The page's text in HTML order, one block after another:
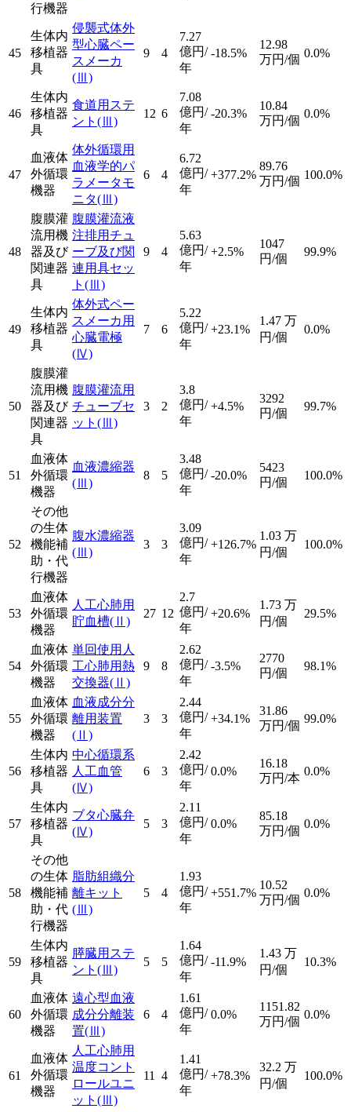
行機器
45
生体内
移植器
具
侵襲式体外
型心臓ペー
スメーカ
(Ⅲ)
9 4
7.27
億円/
年
-18.5%
12.98
万円/個 0.0%
46
生体内
移植器
具
食道用ステ
ント (Ⅲ)
12 6
7.08
億円/
年
-20.3%
10.84
万円/個
0.0%
47
血液体
外循環
機器
体外循環用
血液学的パ
ラメータモ
ニタ(Ⅲ)
6 4
6.72
億円/
年
+377.2%
89.76
万円/個 100.0%
48
腹膜灌
流用機
器及び
関連器
具
腹膜灌流液
注排用チュ
ーブ及び関
連用具セッ
ト (Ⅲ)
9 4
5.63
億円/
年
+2.5%
1047
円/個
99.9%
49
生体内
移植器
具
体外式ペー
スメーカ用
心臓電極
(Ⅳ)
7 6
5.22
億円/
年
+23.1%
1.47 万
円/個
0.0%
50
腹膜灌
流用機
器及び
関連器
具
腹膜灌流用
チューブセ
ット (Ⅲ)
3 2
3.8
億円/
年
+4.5%
3292
円/個
99.7%
51
血液体
外循環
機器
血液濃縮器
(Ⅲ)
8 5
3.48
億円/
年
-20.0%
5423
円/個
100.0%
52
その他
の生体
機能補
助・代
行機器
腹水濃縮器
(Ⅲ)
3 3
3.09
億円/
年
+126.7%
1.03 万
円/個
100.0%
53
血液体
外循環
機器
人工心肺用
貯血槽(Ⅱ)
27 12
2.7
億円/
年
+20.6%
1.73 万
円/個
29.5%
54
血液体
外循環
機器
単回使用人
工心肺用熱
交換器(Ⅱ)
9 8
2.62
億円/
年
-3.5%
2770
円/個
98.1%
55
血液体
外循環
機器
血液成分分
離用装置
(Ⅱ)
3 3
2.44
億円/
年
+34.1%
31.86
万円/個
99.0%
56
生体内
移植器
具
中心循環系
人工血管
(Ⅳ)
6 3
2.42
億円/
年
0.0%
16.18
万円/本
0.0%
57
生体内
移植器
具
ブタ心臓弁
(Ⅳ)
5 3
2.11
億円/
年
0.0%
85.18
万円/個
0.0%
58
その他
の生体
機能補
助・代
行機器
脂肪組織分
離キット
(Ⅲ)
5 4
1.93
億円/
年
+551.7%
10.52
万円/個
0.0%
59
生体内
移植器
具
膵臓用ステ
ント (Ⅲ)
5 5
1.64
億円/
年
-11.9%
1.43 万
円/個
10.3%
60
血液体
外循環
機器
遠心型血液
成分分離装
置(Ⅲ)
6 4
1.61
億円/
年
0.0%
1151.82
万円/個
0.0%
61
血液体
外循環
機器
人工心肺用
温度コント
ロールユニ
ット (Ⅲ)
11 4
1.41
億円/
年
+78.3%
32.2 万
円/個
100.0%